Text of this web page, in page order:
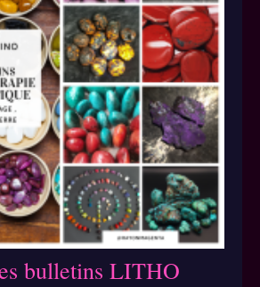
bulletins LITHO